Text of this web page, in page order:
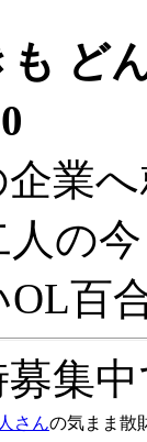
も ど
業
の
OL百
集
さんの気まま散